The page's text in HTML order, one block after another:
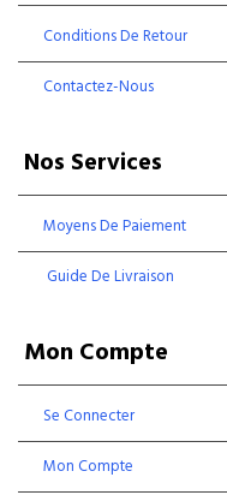
Conditions De Retour
Contactez-Nous
Nos Services
Moyens De Paiement
Guide De Livraison
Mon Compte
Se Connecter
Mon Compte